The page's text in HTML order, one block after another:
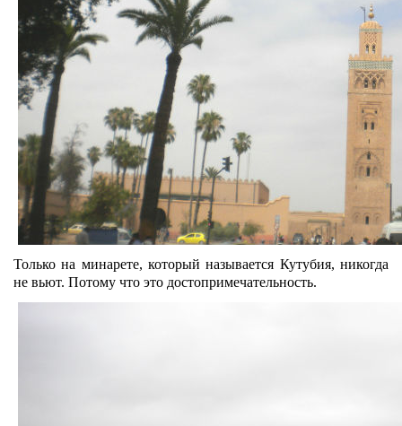
Только на минарете, который называется Кутубия, никогда
не вьют. Потому что это достопримечательность.